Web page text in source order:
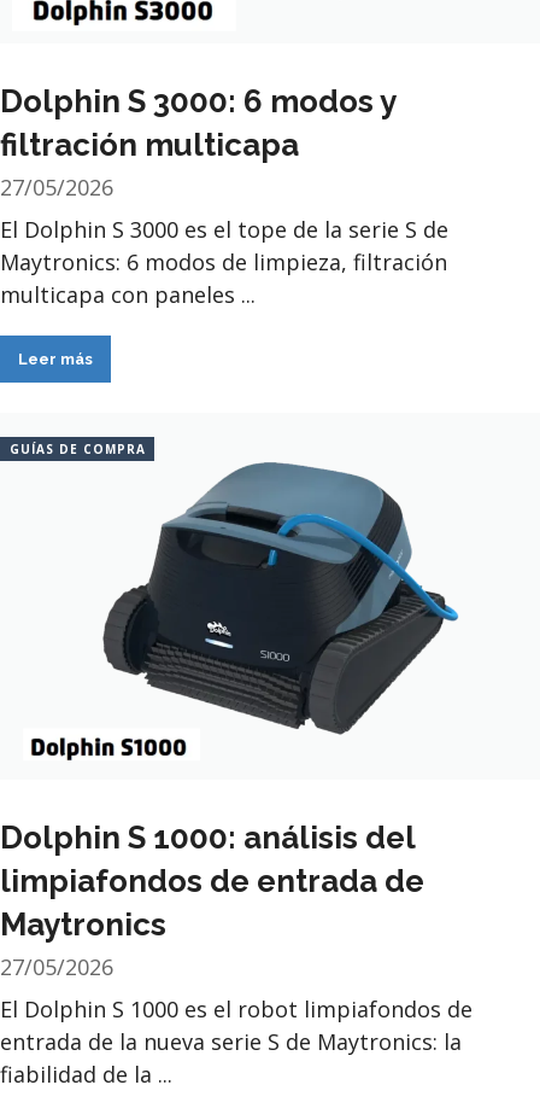
Dolphin S 3000: 6 modos y
filtración multicapa
27/05/2026
El Dolphin S 3000 es el tope de la serie S de
Maytronics: 6 modos de limpieza, filtración
multicapa con paneles ...
Leer más
GUÍAS DE COMPRA
Dolphin S 1000: análisis del
limpiafondos de entrada de
Maytronics
27/05/2026
El Dolphin S 1000 es el robot limpiafondos de
entrada de la nueva serie S de Maytronics: la
fiabilidad de la ...